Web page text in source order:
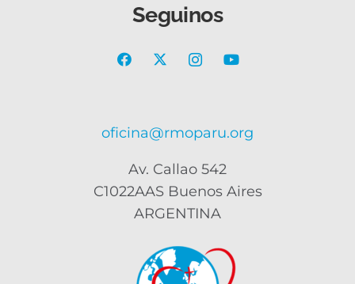
Seguinos
oficina@rmoparu.org
Av. Callao 542
C1022AAS Buenos Aires
ARGENTINA